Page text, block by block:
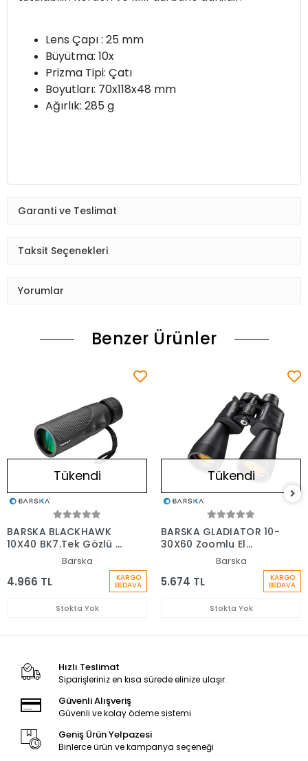
Lens Çapı : 25 mm
Büyütma: 10x
Prizma Tipi: Çatı
Boyutları: 70x118x48 mm
Ağırlık: 285 g
Garanti ve Teslimat
Taksit Seçenekleri
Yorumlar
Benzer Ürünler
Tükendi
BARSKA BLACKHAWK
10X40 BK7,Tek Gözlü El
Barska
4.966 TL KARGO
BEDAVA
Stokta Yok
Tükendi
BARSKA GLADIATOR 10-
30X60 Zoomlu El
Barska
5.674 TL KARGO
BEDAVA
Stokta Yok
Hızlı Teslimat
Siparişleriniz en kısa sürede elinize ulaşır.
Güvenli Alışveriş
Güvenli ve kolay ödeme sistemi
Geniş Ürün Yelpazesi
Binlerce ürün ve kampanya seçeneği